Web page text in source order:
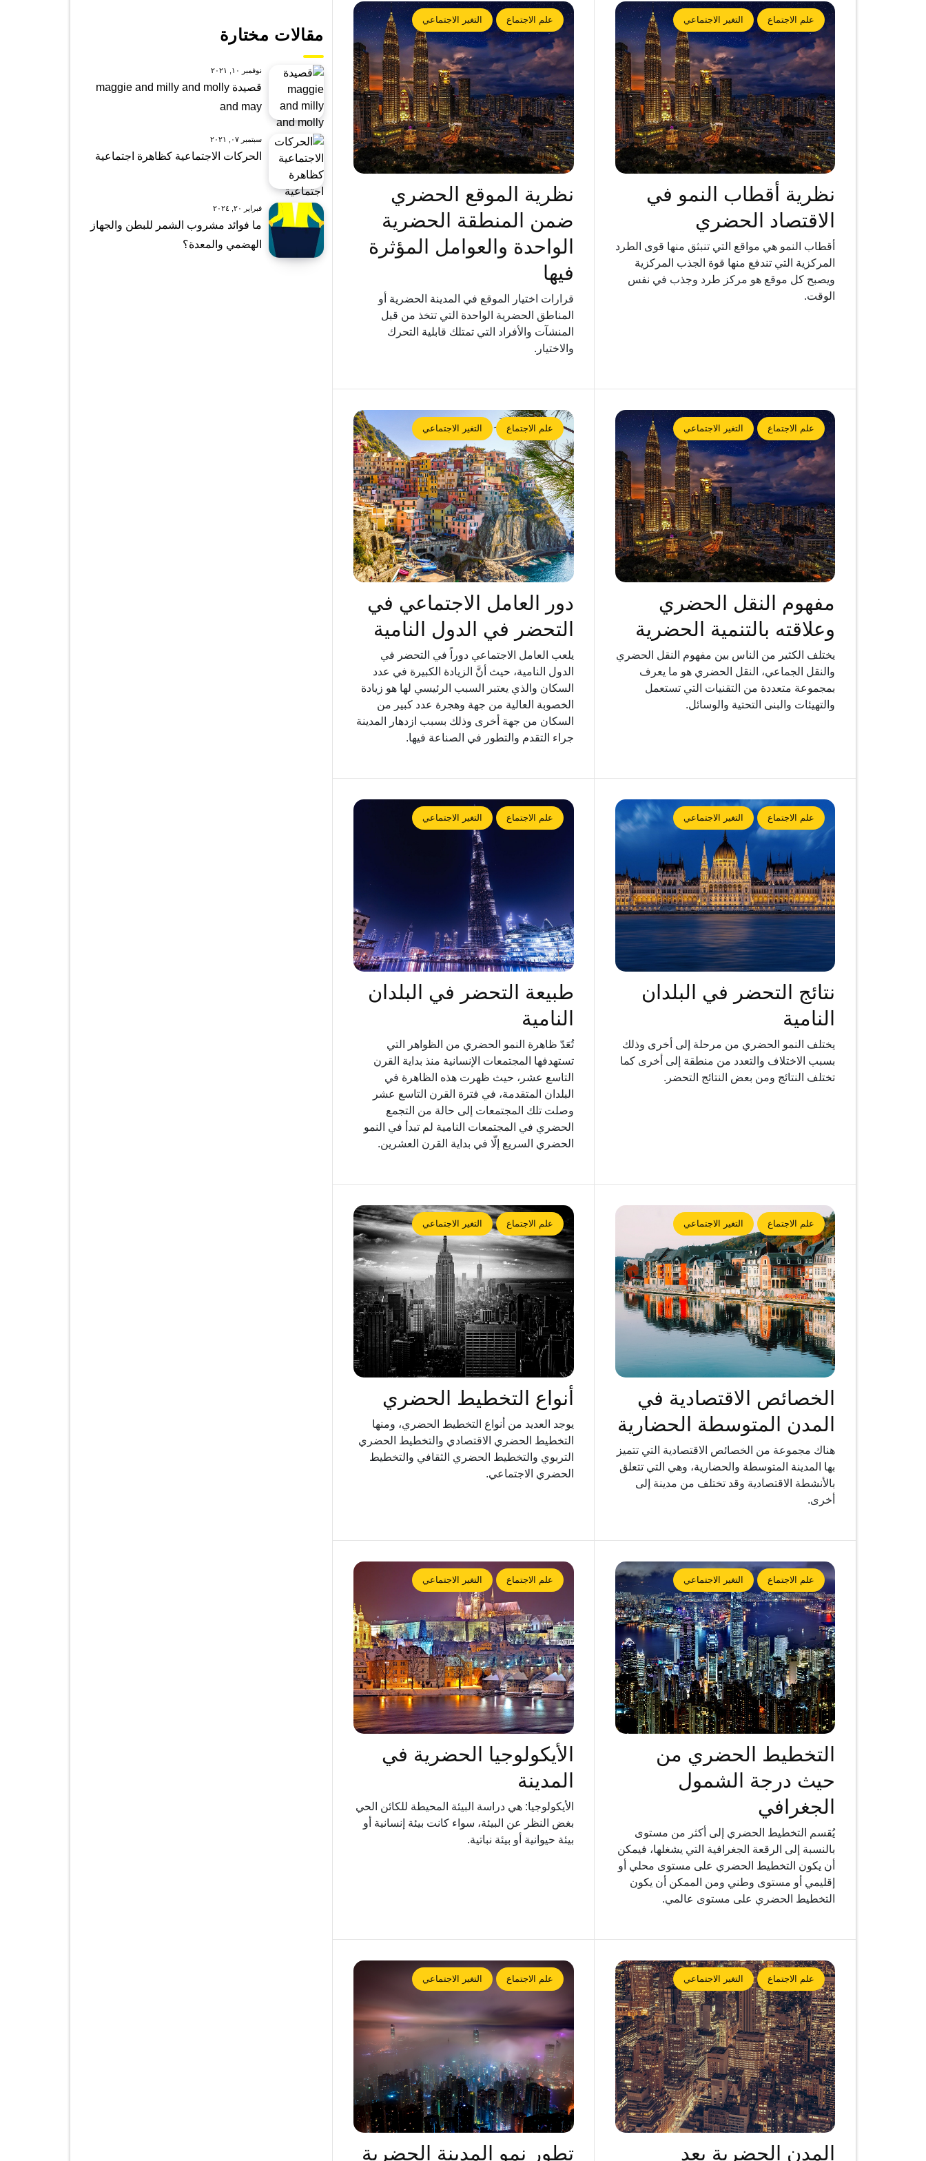
علم الاجتماع التغير الاجتماعي
نظرية أقطاب النمو في
الاقتصاد الحضري
أقطاب النمو هي مواقع التي تنبثق منها قوى الطرد
المركزية التي تندفع منها قوة الجذب المركزية
ويصبح كل موقع هو مركز طرد وجذب في نفس
الوقت.
علم الاجتماع التغير الاجتماعي
نظرية الموقع الحضري
ضمن المنطقة الحضرية
الواحدة والعوامل المؤثرة
فيها
قرارات اختيار الموقع في المدينة الحضرية أو
المناطق الحضرية الواحدة التي تتخذ من قبل
المنشآت والأفراد التي تمتلك قابلية التحرك
والاختيار.
علم الاجتماع التغير الاجتماعي
مفهوم النقل الحضري
وعلاقته بالتنمية الحضرية
يختلف الكثير من الناس بين مفهوم النقل الحضري
والنقل الجماعي، النقل الحضري هو ما يعرف
بمجموعة متعددة من التقنيات التي تستعمل
والتهيئات والبنى التحتية والوسائل.
علم الاجتماع التغير الاجتماعي
دور العامل الاجتماعي في
التحضر في الدول النامية
يلعب العامل الاجتماعي دوراً في التحضر في
الدول النامية، حيث أنَّ الزيادة الكبيرة في عدد
السكان والذي يعتبر السبب الرئيسي لها هو زيادة
الخصوبة العالية من جهة وهجرة عدد كبير من
السكان من جهة أخرى وذلك بسبب ازدهار المدينة
جراء التقدم والتطور في الصناعة فيها.
علم الاجتماع التغير الاجتماعي
نتائج التحضر في البلدان
النامية
يختلف النمو الحضري من مرحلة إلى أخرى وذلك
بسبب الاختلاف والتعدد من منطقة إلى أخرى كما
تختلف النتائج ومن بعض النتائج التحضر.
علم الاجتماع التغير الاجتماعي
طبيعة التحضر في البلدان
النامية
تُعَدّ ظاهرة النمو الحضري من الظواهر التي
تستهدفها المجتمعات الإنسانية منذ بداية القرن
التاسع عشر، حيث ظهرت هذه الظاهرة في
البلدان المتقدمة، في فترة القرن التاسع عشر
وصلت تلك المجتمعات إلى حالة من التجمع
الحضري في المجتمعات النامية لم تبدأ في النمو
الحضري السريع إلّا في بداية القرن العشرين.
علم الاجتماع التغير الاجتماعي
الخصائص الاقتصادية في
المدن المتوسطة الحضارية
هناك مجموعة من الخصائص الاقتصادية التي تتميز
بها المدينة المتوسطة والحضارية، وهي التي تتعلق
بالأنشطة الاقتصادية وقد تختلف من مدينة إلى
أخرى.
علم الاجتماع التغير الاجتماعي
أنواع التخطيط الحضري
يوجد العديد من أنواع التخطيط الحضري، ومنها
التخطيط الحضري الاقتصادي والتخطيط الحضري
التربوي والتخطيط الحضري الثقافي والتخطيط
الحضري الاجتماعي.
علم الاجتماع التغير الاجتماعي
التخطيط الحضري من
حيث درجة الشمول
الجغرافي
يُقسم التخطيط الحضري إلى أكثر من مستوى
بالنسبة إلى الرقعة الجغرافية التي يشغلها، فيمكن
أن يكون التخطيط الحضري على مستوى محلي أو
إقليمي أو مستوى وطني ومن الممكن أن يكون
التخطيط الحضري على مستوى عالمي.
علم الاجتماع التغير الاجتماعي
الأيكولوجيا الحضرية في
المدينة
الأيكولوجيا: هي دراسة البيئة المحيطة للكائن الحي
بغض النظر عن البيئة، سواء كانت بيئة إنسانية أو
بيئة حيوانية أو بيئة نباتية.
علم الاجتماع التغير الاجتماعي
المدن الحضرية بعد
علم الاجتماع التغير الاجتماعي
تطور نمو المدينة الحضرية
مقالات مختارة
نوفمبر ١٠, ٢٠٢١
قصيدة maggie and milly and molly
and may
سبتمبر ٠٧, ٢٠٢١
الحركات الاجتماعية كظاهرة اجتماعية
فبراير ٢٠, ٢٠٢٤
ما فوائد مشروب الشمر للبطن والجهاز
الهضمي والمعدة؟